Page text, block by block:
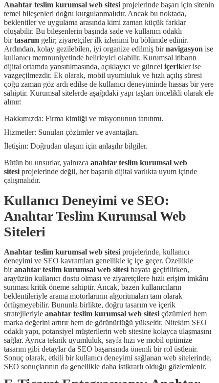
Anahtar teslim kurumsal web sitesi projelerinde başarı için sitenin
temel bileşenleri doğru kurgulanmalıdır. Ancak bu noktada,
beklentiler ve uygulama arasında kimi zaman küçük farklar
oluşabilir. Bu bileşenlerin başında sade ve kullanıcı odaklı
birtasarım gelir; ziyaretçiler ilk izlenimi bu bölümde edinir.
Ardından, kolay gezilebilen, iyi organize edilmiş birnavigasyon ise
kullanıcı memnuniyetinde belirleyici olabilir. Kurumsal itibarın
dijital ortamda yansıtılmasında, açıklayıcı ve güncel içerikler ise
vazgeçilmezdir. Ek olarak, mobil uyumluluk ve hızlı açılış süresi
çoğu zaman göz ardı edilse de kullanıcı deneyiminde hassas bir yere
sahiptir. Kurumsal sitelerde aşağıdaki yapı taşları öncelikli olarak ele
alınır:
Hakkımızda: Firma kimliği ve misyonunun tanıtımı.
Hizmetler: Sunulan çözümler ve avantajları.
İletişim: Doğrudan ulaşım için anlaşılır bilgiler.
Bütün bu unsurlar, yalnızca anahtar teslim kurumsal web
sitesi projelerinde değil, her başarılı dijital varlıkta uyum içinde
çalışmalıdır.
Kullanıcı Deneyimi ve SEO:
Anahtar Teslim Kurumsal Web
Siteleri
Anahtar teslim kurumsal web sitesi projelerinde, kullanıcı
deneyimi ve SEO kavramları genellikle iç içe geçer. Özellikle
biranahtar teslim kurumsal web sitesi hayata geçirilirken,
arayüzün kullanıcı dostu olması ve ziyaretçilere hızlı erişim imkânı
sunması kritik öneme sahiptir. Ancak, bazen kullanıcıların
beklentileriyle arama motorlarının algoritmaları tam olarak
örtüşmeyebilir. Bununla birlikte, doğru tasarım ve içerik
stratejileriyle anahtar teslim kurumsal web sitesi çözümleri hem
marka değerini artırır hem de görünürlüğü yükseltir. Nitekim SEO
odaklı yapı, potansiyel müşterilerin web sitesine kolayca ulaşmasını
sağlar. Ayrıca teknik uyumluluk, sayfa hızı ve mobil optimize
tasarım gibi detaylar da SEO başarısında önemli bir rol üstlenir.
Sonuç olarak, etkili bir kullanıcı deneyimi sağlanan web sitelerinde,
SEO sonuçlarının da genellikle daha istikrarlı olduğu gözlemlenir.